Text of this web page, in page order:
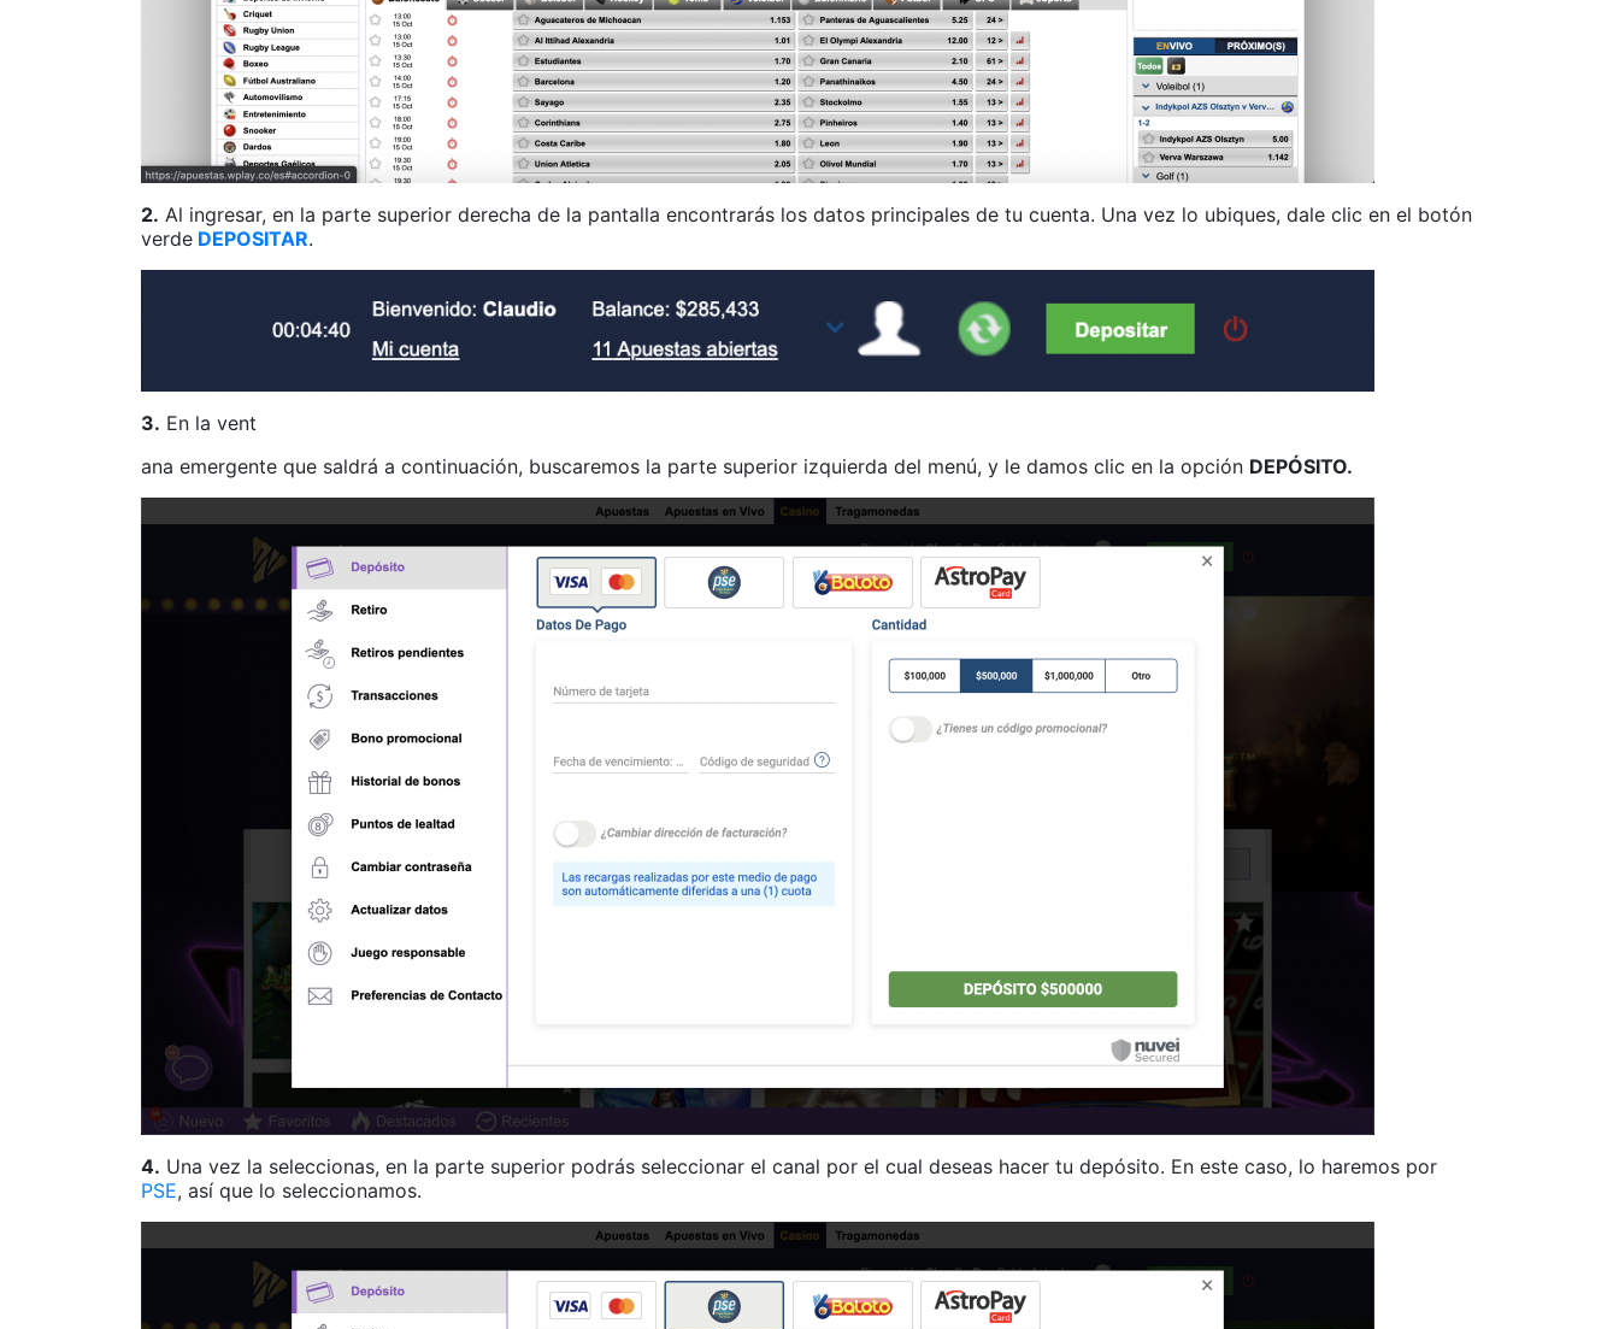
2. Al ingresar, en la parte superior derecha de la pantalla encontrarás los datos principales de tu cuenta. Una vez lo ubiques, dale clic en el botón
verde DEPOSITAR.
3. En la vent
ana emergente que saldrá a continuación, buscaremos la parte superior izquierda del menú, y le damos clic en la opción DEPÓSITO.
4. Una vez la seleccionas, en la parte superior podrás seleccionar el canal por el cual deseas hacer tu depósito. En este caso, lo haremos por
PSE, así que lo seleccionamos.